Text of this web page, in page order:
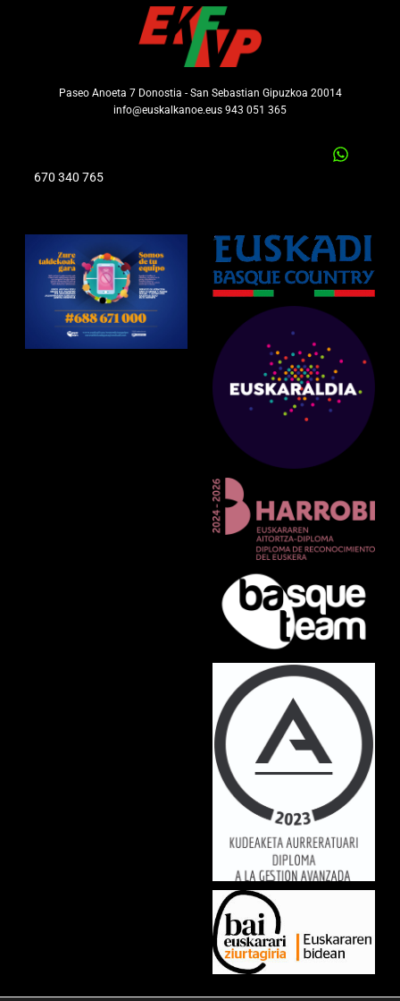
Paseo Anoeta 7 Donostia - San Sebastian Gipuzkoa 20014
info@euskalkanoe.eus 943 051 365
670 340 765